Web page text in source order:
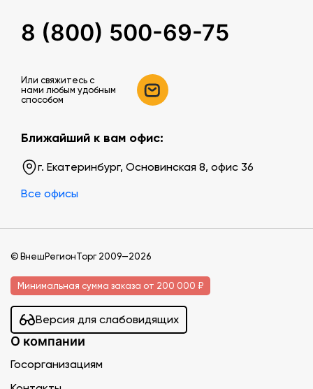
8 (800) 500-69-75
Или свяжитесь c
нами любым удобным
способом
Ближайший к вам офис:
г. Екатеринбург, Основинская 8, офис 36
Все офисы
© ВнешРегионТорг 2009—2026
Минимальная сумма заказа от 200 000 ₽
Версия для слабовидящих
О компании
Госорганизациям